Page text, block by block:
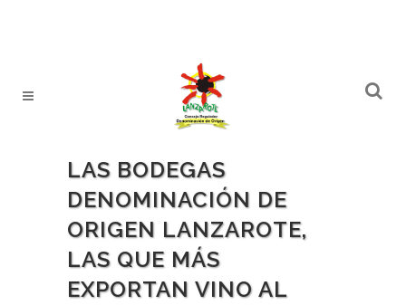
LAS BODEGAS
DENOMINACIÓN DE
ORIGEN LANZAROTE,
LAS QUE MÁS
EXPORTAN VINO AL